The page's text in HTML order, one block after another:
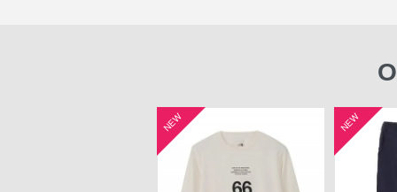
NEW NEW